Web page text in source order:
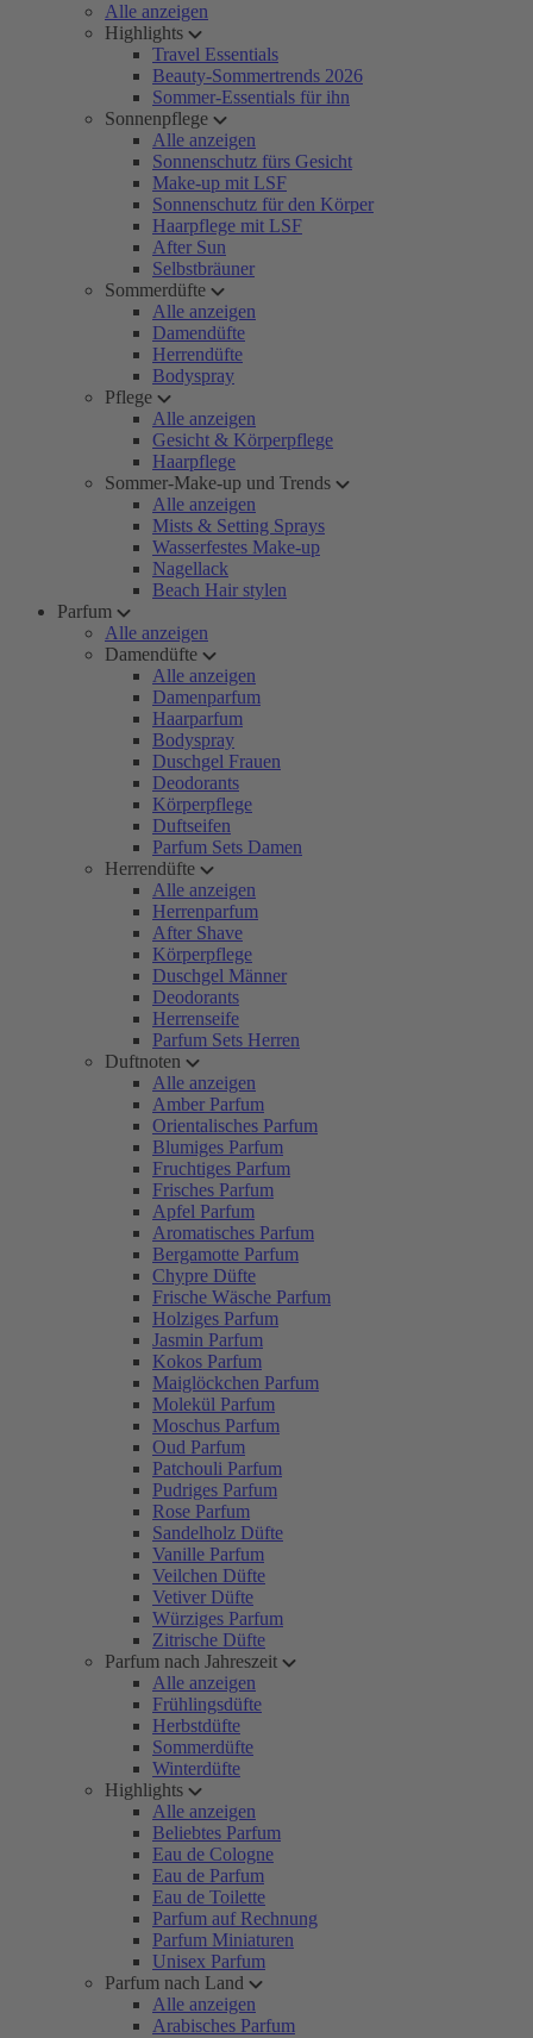
Alle anzeigen
Highlights
Travel Essentials
Beauty-Sommertrends 2026
Sommer-Essentials für ihn
Sonnenpflege
Alle anzeigen
Sonnenschutz fürs Gesicht
Make-up mit LSF
Sonnenschutz für den Körper
Haarpflege mit LSF
After Sun
Selbstbräuner
Sommerdüfte
Alle anzeigen
Damendüfte
Herrendüfte
Bodyspray
Pflege
Alle anzeigen
Gesicht & Körperpflege
Haarpflege
Sommer-Make-up und Trends
Alle anzeigen
Mists & Setting Sprays
Wasserfestes Make-up
Nagellack
Beach Hair stylen
Parfum
Alle anzeigen
Damendüfte
Alle anzeigen
Damenparfum
Haarparfum
Bodyspray
Duschgel Frauen
Deodorants
Körperpflege
Duftseifen
Parfum Sets Damen
Herrendüfte
Alle anzeigen
Herrenparfum
After Shave
Körperpflege
Duschgel Männer
Deodorants
Herrenseife
Parfum Sets Herren
Duftnoten
Alle anzeigen
Amber Parfum
Orientalisches Parfum
Blumiges Parfum
Fruchtiges Parfum
Frisches Parfum
Apfel Parfum
Aromatisches Parfum
Bergamotte Parfum
Chypre Düfte
Frische Wäsche Parfum
Holziges Parfum
Jasmin Parfum
Kokos Parfum
Maiglöckchen Parfum
Molekül Parfum
Moschus Parfum
Oud Parfum
Patchouli Parfum
Pudriges Parfum
Rose Parfum
Sandelholz Düfte
Vanille Parfum
Veilchen Düfte
Vetiver Düfte
Würziges Parfum
Zitrische Düfte
Parfum nach Jahreszeit
Alle anzeigen
Frühlingsdüfte
Herbstdüfte
Sommerdüfte
Winterdüfte
Highlights
Alle anzeigen
Beliebtes Parfum
Eau de Cologne
Eau de Parfum
Eau de Toilette
Parfum auf Rechnung
Parfum Miniaturen
Unisex Parfum
Parfum nach Land
Alle anzeigen
Arabisches Parfum